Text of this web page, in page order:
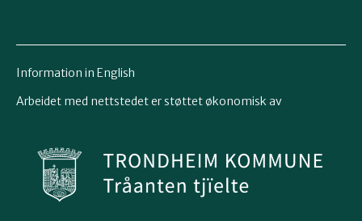
Information in English
Arbeidet med nettstedet er støttet økonomisk av